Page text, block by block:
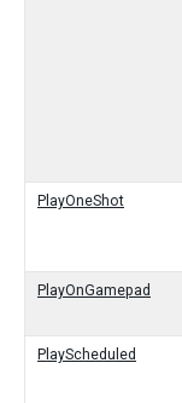
PlayOneShot
PlayOnGamepad
PlayScheduled